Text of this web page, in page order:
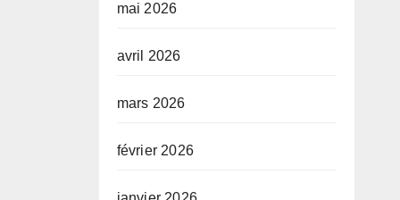
mai 2026
avril 2026
mars 2026
février 2026